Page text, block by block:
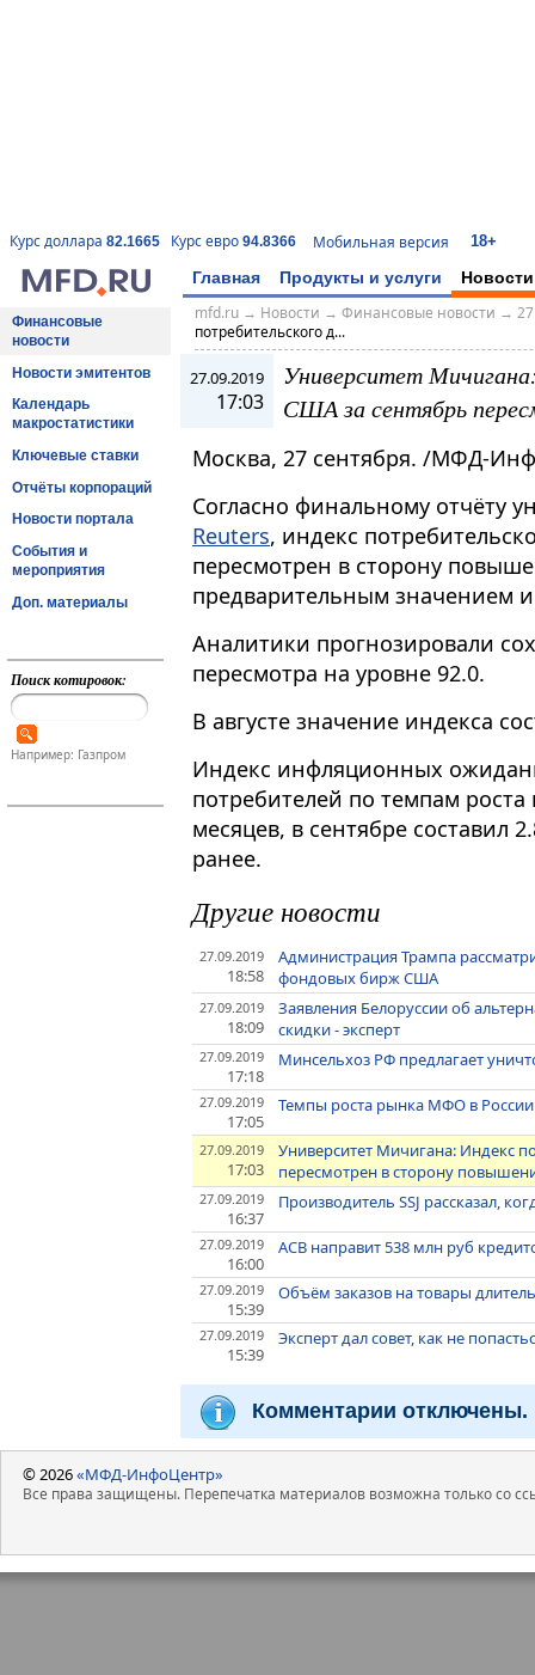
Курс доллара 82.1665 Курс евро 94.8366 Мобильная версия 18+
Главная Продукты и услуги Новости
Финансовые
новости
Новости эмитентов
Календарь
макростатистики
Ключевые ставки
Отчёты корпораций
Новости портала
События и
мероприятия
Доп. материалы
Поиск котировок:
Например: Газпром
mfd.ru→ Новости → Финансовые новости →
потребительского д...
27.09.2019
17:03
Университет
США за сентябрь
Москва, 27 сентября. /МФД-
Согласно финальному отчёту
Reuters, индекс
пересмотрен в сторону
предварительным значением и
Аналитики прогнозировали
пересмотра на уровне 92.0.
В августе значение индекса
Индекс инфляционных
потребителей по темпам
месяцев, в сентябре составил
ранее.
Другие новости
27.09.2019
18:58
Администрация Трампа
фондовых бирж США
27.09.2019
18:09
Заявления Белоруссии об
скидки - эксперт
27.09.2019
17:18
Минсельхоз РФ предлагает
27.09.2019
17:05
Темпы роста рынка МФО в
27.09.2019
17:03
Университет Мичигана: Индекс
пересмотрен в сторону
27.09.2019
16:37
Производитель SSJ рассказал,
27.09.2019
16:00
АСВ направит 538 млн руб
27.09.2019
15:39
Объём заказов на товары
27.09.2019
15:39
Эксперт дал совет, как не
Комментарии отключены.
© 2026«МФД-ИнфоЦентр»
Все права защищены. Перепечатка материалов возможна только со